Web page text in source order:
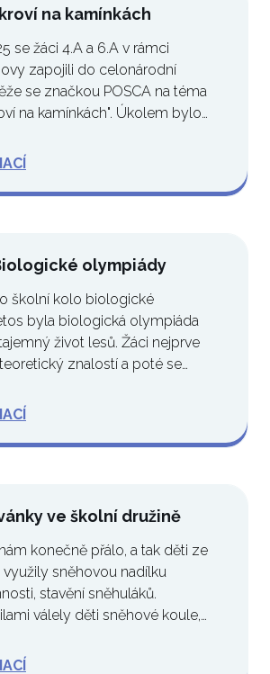
na kamínkách
se žáci 4.A a 6.A v rámci
zapojili do celonárodní
se značkou POSCA na téma
na kamínkách". Úkolem bylo
olympiády
školní kolo biologické
byla biologická olympiáda
život lesů. Žáci nejprve
znalostí a poté se
ve školní družině
konečně přálo, a tak děti ze
sněhovou nadílku
stavění sněhuláků.
válely děti sněhové koule,